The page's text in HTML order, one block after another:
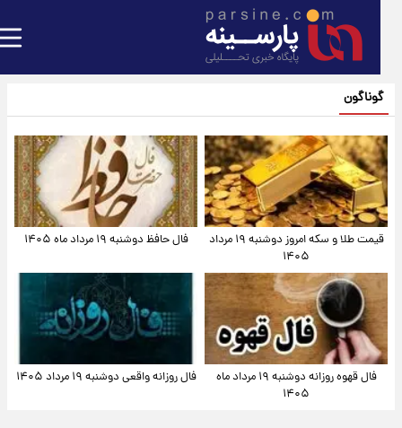
گوناگون
قیمت طلا و سکه امروز دوشنبه ۱۹ مرداد
۱۴۰۵
فال حافظ دوشنبه ۱۹ مرداد ماه ۱۴۰۵
فال قهوه روزانه دوشنبه ۱۹ مرداد ماه
۱۴۰۵
فال روزانه واقعی دوشنبه ۱۹ مرداد ۱۴۰۵